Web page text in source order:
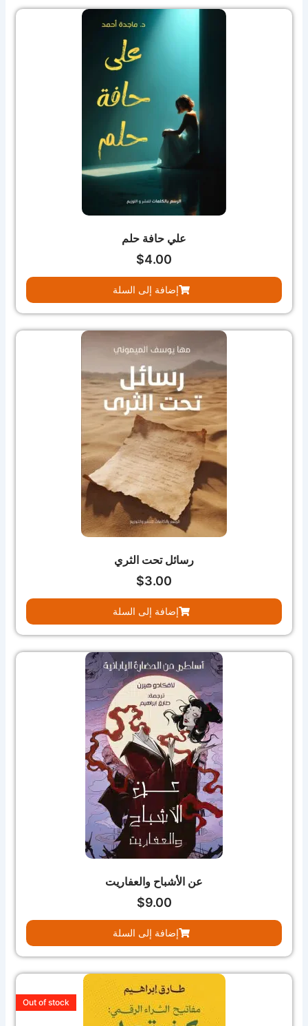
علي حافة حلم
$4.00
إضافة إلى السلة
رسائل تحت الثري
$3.00
إضافة إلى السلة
عن الأشباح والعفاريت
$9.00
إضافة إلى السلة
Out of stock